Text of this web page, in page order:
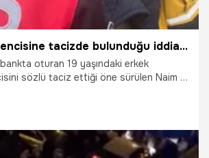
Üniversite öğrencisine tacizde bulunduğu iddia edilen yaşlı adam hastanelik oldu
oturan 19 yaşındaki erkek
sözlü taciz ettiği öne sürülen Naim A.